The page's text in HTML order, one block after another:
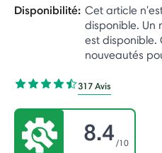
Disponibilité: Cet article
disponible. Un
est disponible.
nouveautés
317 Avis
8.4 /10